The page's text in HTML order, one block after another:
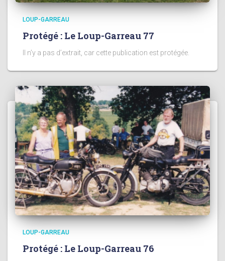
LOUP-GARREAU
Protégé : Le Loup-Garreau 77
Il n’y a pas d’extrait, car cette publication est protégée.
LOUP-GARREAU
Protégé : Le Loup-Garreau 76